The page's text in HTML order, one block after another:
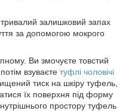
залишковий запах
за допомогою мокрого
Ви змочуєте товстий
взуваєте туфлі чоловічі
тиск на шкіру туфель,
їх поверхня під форму
простору туфель